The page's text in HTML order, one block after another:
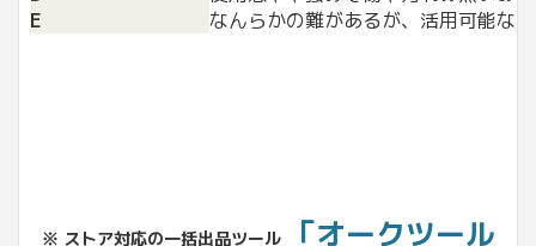
E
なんらかの難があるが、活用可能な
※ ストア対応の一括出品ツール 「オークツール